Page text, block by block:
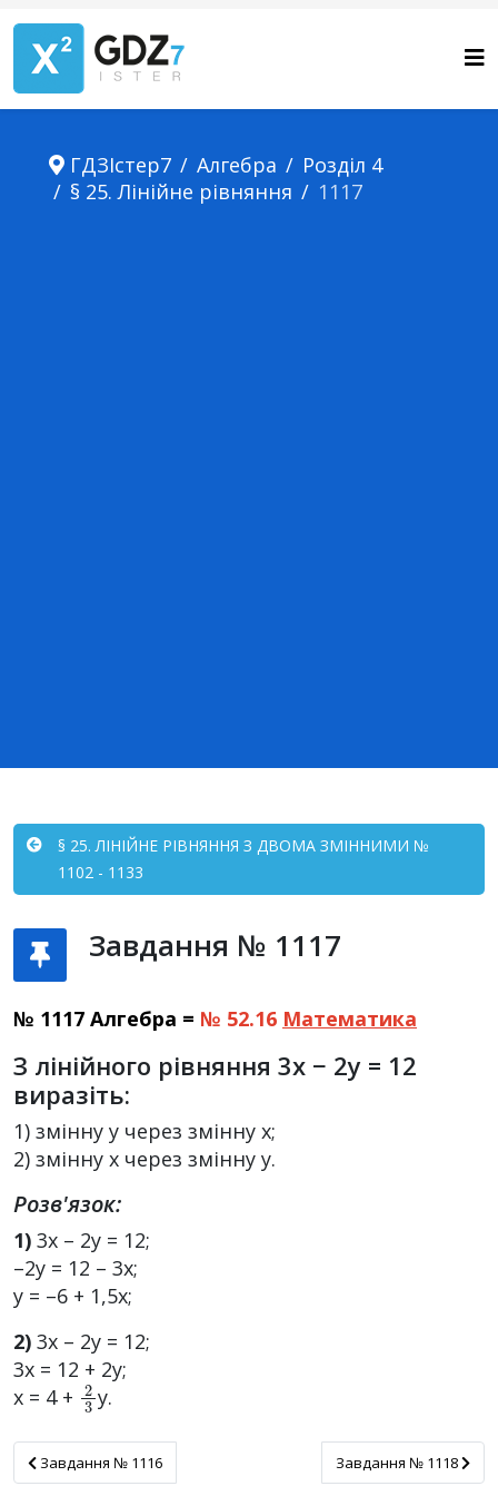
ГДЗІстер7 Алгебра
Розділ 4
§ 25. Лінійне рівняння
1117
§ 25. ЛІНІЙНЕ РІВНЯННЯ З ДВОМА ЗМІННИМИ №
1102 - 1133
Завдання № 1117
№ 1117 Алгебра = № 52.16 Математика
З лінійного рівняння 3x − 2y = 12
виразіть:
1) змінну y через змінну x;
2) змінну x через змінну y.
Розв'язок:
1) 3х – 2у = 12;
–2у = 12 – 3х;
у = –6 + 1,5х;
2) 3х – 2у = 12;
3х = 12 + 2у;
х = 4 + 23у.
Завдання № 1116
Завдання № 1116 Завдання № 1118
Завдання № 1118